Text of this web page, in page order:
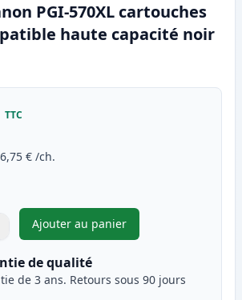
PGI-570XL cartouches
haute capacité noir
TTC
6,75 € /ch.
pour ajuster
Ajouter au panier
,Pack de 2 Canon PGI-
de qualité
de 3 ans. Retours sous 90 jours